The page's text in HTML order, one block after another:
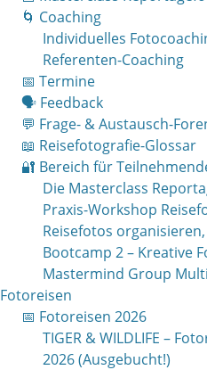
🌀 Coaching
Individuelles
Referenten-Coaching
📅 Termine
🗣 Feedback
💬 Frage- & Austausch-
📖 Reisefotografie-Glossar
🔐 Bereich für
Die Masterclass
Praxis-Workshop
Reisefotos
Bootcamp 2 – Kreative
Mastermind Group
Fotoreisen
📅 Fotoreisen 2026
TIGER & WILDLIFE –
2026 (Ausgebucht!)